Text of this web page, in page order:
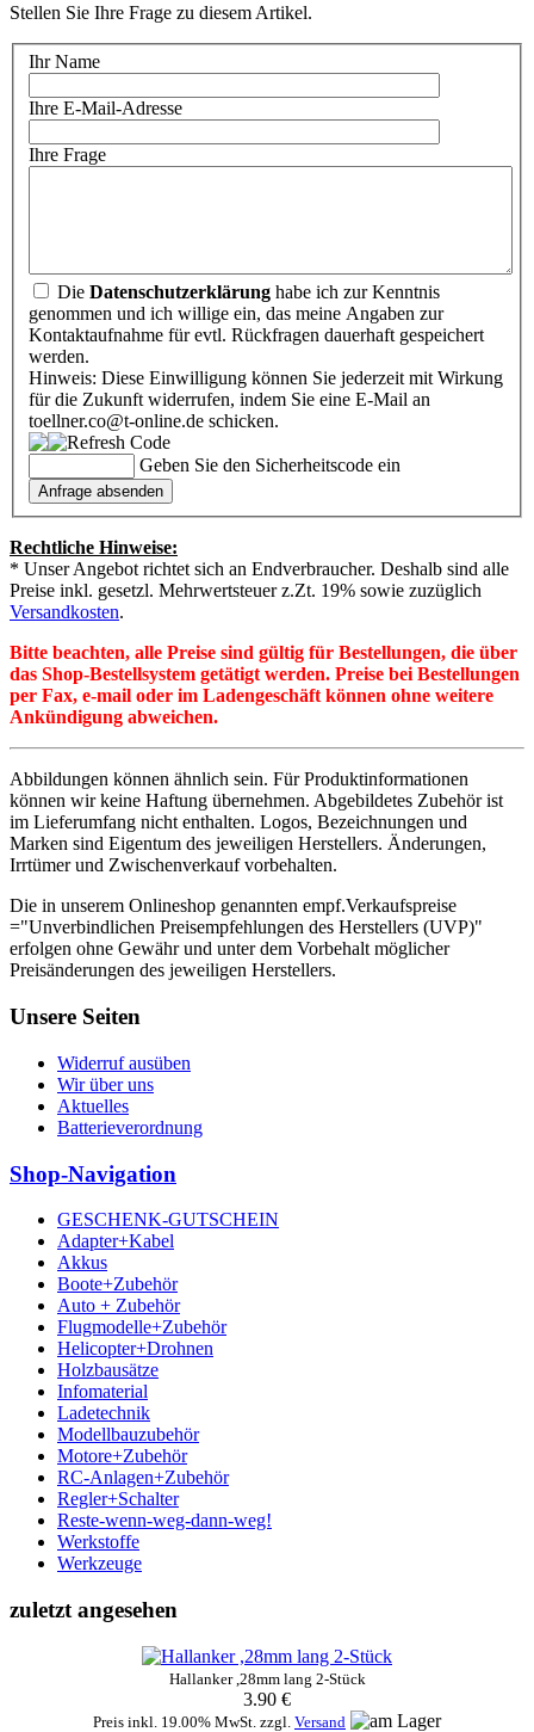
Stellen Sie Ihre Frage zu diesem Artikel.
Ihr Name
Ihre E-Mail-Adresse
Ihre Frage
Die Datenschutzerklärung habe ich zur Kenntnis
genommen und ich willige ein, das meine Angaben zur
Kontaktaufnahme für evtl. Rückfragen dauerhaft gespeichert
werden.
Hinweis: Diese Einwilligung können Sie jederzeit mit Wirkung
für die Zukunft widerrufen, indem Sie eine E-Mail an
toellner.co@t-online.de schicken.
Geben Sie den Sicherheitscode ein
Rechtliche Hinweise:
* Unser Angebot richtet sich an Endverbraucher. Deshalb sind alle
Preise inkl. gesetzl. Mehrwertsteuer z.Zt. 19% sowie zuzüglich
Versandkosten.
Bitte beachten, alle Preise sind gültig für Bestellungen, die über
das Shop-Bestellsystem getätigt werden. Preise bei Bestellungen
per Fax, e-mail oder im Ladengeschäft können ohne weitere
Ankündigung abweichen.
Abbildungen können ähnlich sein. Für Produktinformationen
können wir keine Haftung übernehmen. Abgebildetes Zubehör ist
im Lieferumfang nicht enthalten. Logos, Bezeichnungen und
Marken sind Eigentum des jeweiligen Herstellers. Änderungen,
Irrtümer und Zwischenverkauf vorbehalten.
Die in unserem Onlineshop genannten empf.Verkaufspreise
="Unverbindlichen Preisempfehlungen des Herstellers (UVP)"
erfolgen ohne Gewähr und unter dem Vorbehalt möglicher
Preisänderungen des jeweiligen Herstellers.
Unsere Seiten
Widerruf ausüben
Wir über uns
Aktuelles
Batterieverordnung
Shop-Navigation
GESCHENK-GUTSCHEIN
Adapter+Kabel
Akkus
Boote+Zubehör
Auto + Zubehör
Flugmodelle+Zubehör
Helicopter+Drohnen
Holzbausätze
Infomaterial
Ladetechnik
Modellbauzubehör
Motore+Zubehör
RC-Anlagen+Zubehör
Regler+Schalter
Reste-wenn-weg-dann-weg!
Werkstoffe
Werkzeuge
zuletzt angesehen
Hallanker ,28mm lang 2-Stück
3.90 €
Preis inkl. 19.00% MwSt. zzgl. Versand